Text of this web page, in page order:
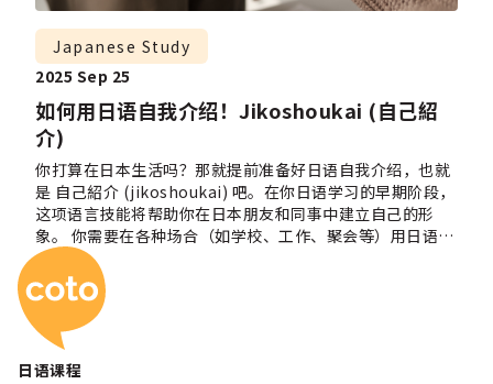
如何用日语自我介绍！Jikoshoukai (自己紹
介)
Japanese Study
2025 Sep 25
你打算在日本生活吗？那就提前准备好日语自我介绍，也就
是 自己紹介 (jikoshoukai) 吧。在你日语学习的早期阶段，
这项语言技能将帮助你在日本朋友和同事中建立自己的形
象。 你需要在各种场合（如学校、工作、聚会等）用日语介
绍自己。那该说些什么呢？如何在一到两分钟内把自己的情
况浓缩清楚呢？ 不用担心，我们将一步步介绍如何做出成功
的日语自我介绍！ 以问候语开始对话 无论你是准备在课堂上
向同学介绍自己，还是在面试中做自我介绍，先打招呼非常
重要！根据不同的时间段，你可以说 おはようございます、
こんにちは 或 こんばんは。如果不确定，可以直接说 はじ
Coto 日本语学校
日语课程